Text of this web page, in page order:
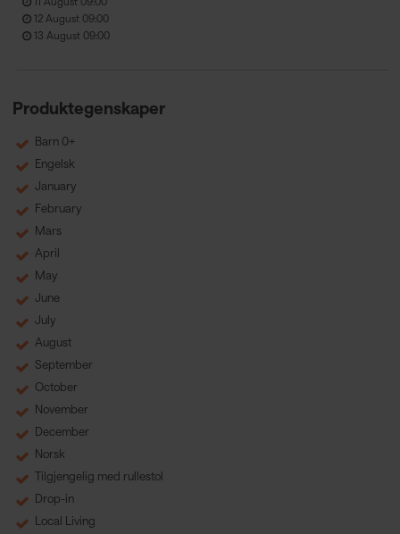
12 August 09:00
13 August 09:00
Produktegenskaper
Barn 0+
Engelsk
January
February
Mars
April
May
June
July
August
September
October
November
December
Norsk
Tilgjengelig med rullestol
Drop-in
Local Living